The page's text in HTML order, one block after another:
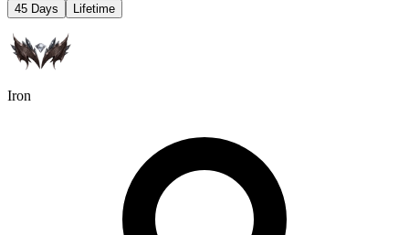
45 Days Lifetime
Iron